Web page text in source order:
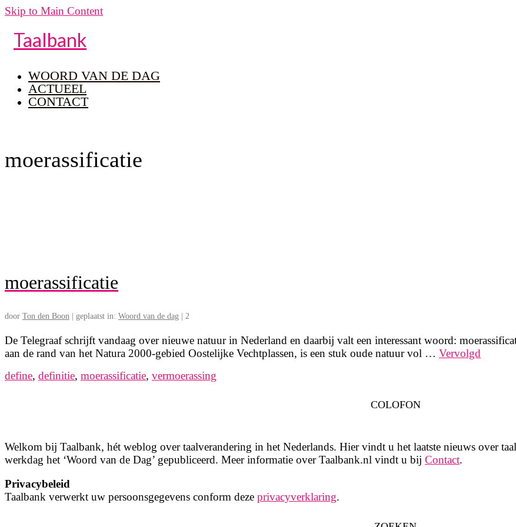
Skip to Main Content
Taalbank
WOORD VAN DE DAG
ACTUEEL
CONTACT
moerassificatie
moerassificatie
door Ton den Boon geplaatst in: Woord van de dag 2
De Telegraaf schrijft vandaag over nieuwe natuur in Nederland en daarbij valt een interessant woord:
aan de rand van het Natura 2000-gebied Oostelijke Vechtplassen, is een stuk oude natuur vol … Vervolgd
define, definitie, moerassificatie, vermoerassing
COLOFON
Welkom bij Taalbank, hét weblog over taalverandering in het Nederlands. Hier vindt u het laatste nieuws over
werkdag het ‘Woord van de Dag’ gepubliceerd. Meer informatie over Taalbank.nl vindt u bij Contact.
Privacybeleid
Taalbank verwerkt uw persoonsgegevens conform deze privacyverklaring.